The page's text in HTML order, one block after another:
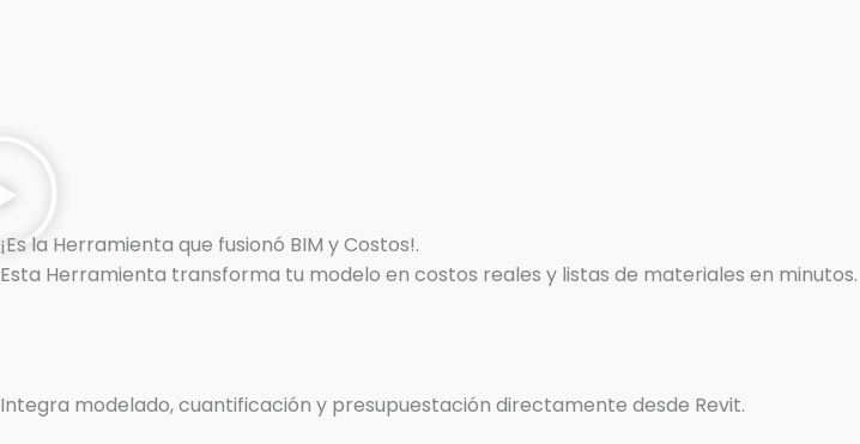
¡Es la Herramienta que fusionó BIM y Costos!.
Esta Herramienta transforma tu modelo en costos reales y listas de materiales en minutos.
Integra modelado, cuantificación y presupuestación directamente desde Revit.